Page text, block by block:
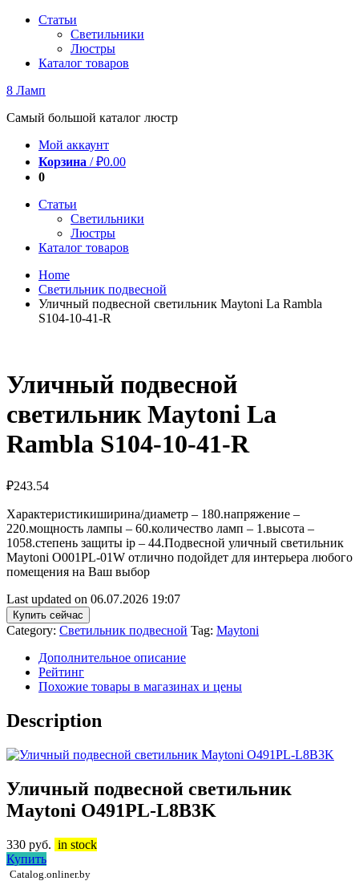
Перейти
содержимому
Статьи
Светильники
Люстры
Каталог товаров
8 Ламп
Самый большой каталог люстр
Мой аккаунт
Корзина /₽0.00
0
Статьи
Светильники
Люстры
Каталог товаров
Home
Светильник подвесной
Уличный подвесной светильник Maytoni La Rambla
S104-10-41-R
Уличный подвесной
светильник Maytoni La
Rambla S104-10-41-R
₽243.54
Характеристикиширина/диаметр – 180.напряжение –
220.мощность лампы – 60.количество ламп – 1.высота –
1058.степень защиты ip – 44.Подвесной уличный светильник
Maytoni O001PL-01W отлично подойдет для интерьера любого
помещения на Ваш выбор
Last updated on 06.07.2026 19:07
Купить сейчас
Category: Светильник подвесной Tag: Maytoni
Дополнительное описание
Рейтинг
Похожие товары в магазинах и цены
Description
Уличный подвесной светильник
Maytoni O491PL-L8B3K
330 руб. in stock
Купить
Catalog.onliner.by